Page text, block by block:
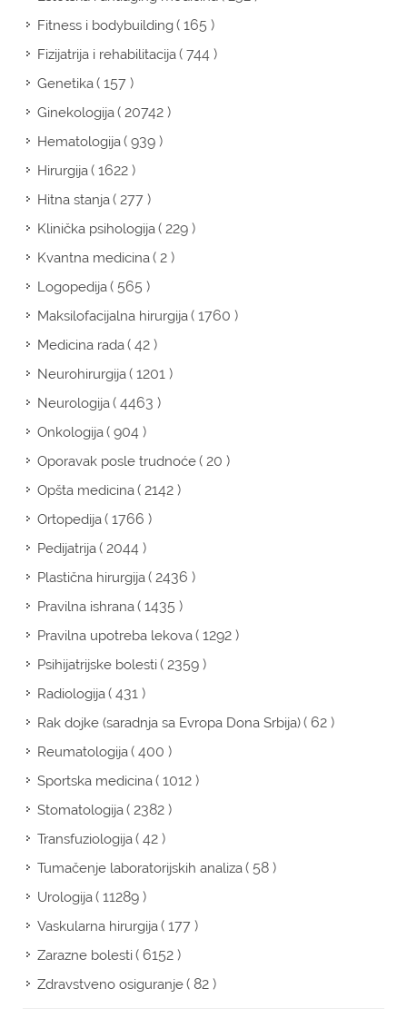
Fitness i bodybuilding( 165 )
Fizijatrija i rehabilitacija( 744 )
Genetika( 157 )
Ginekologija( 20742 )
Hematologija( 939 )
Hirurgija( 1622 )
Hitna stanja( 277 )
Klinička psihologija( 229 )
Kvantna medicina( 2 )
Logopedija( 565 )
Maksilofacijalna hirurgija( 1760 )
Medicina rada( 42 )
Neurohirurgija( 1201 )
Neurologija( 4463 )
Onkologija( 904 )
Oporavak posle trudnoće( 20 )
Opšta medicina( 2142 )
Ortopedija( 1766 )
Pedijatrija( 2044 )
Plastična hirurgija( 2436 )
Pravilna ishrana( 1435 )
Pravilna upotreba lekova( 1292 )
Psihijatrijske bolesti( 2359 )
Radiologija( 431 )
Rak dojke (saradnja sa Evropa Dona Srbija)( 62 )
Reumatologija( 400 )
Sportska medicina( 1012 )
Stomatologija( 2382 )
Transfuziologija( 42 )
Tumačenje laboratorijskih analiza( 58 )
Urologija( 11289 )
Vaskularna hirurgija( 177 )
Zarazne bolesti( 6152 )
Zdravstveno osiguranje( 82 )